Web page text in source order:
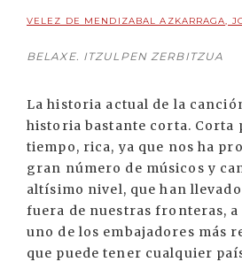
VELEZ DE MENDIZABAL AZKARRAGA,
BELAXE. ITZULPEN ZERBITZUA
La historia actual de la
historia bastante corta. Corta
tiempo, rica, ya que nos ha
gran número de músicos y
altísimo nivel, que han
fuera de nuestras fronteras, a
uno de los embajadores más
que puede tener cualquier